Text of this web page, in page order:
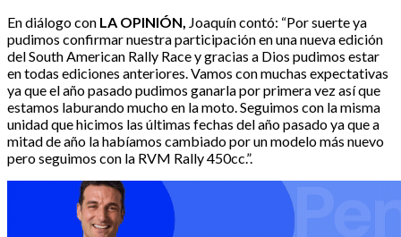
En diálogo con LA OPINIÓN, Joaquín contó: “Por suerte ya
pudimos confirmar nuestra participación en una nueva edición
del South American Rally Race y gracias a Dios pudimos estar
en todas ediciones anteriores. Vamos con muchas expectativas
ya que el año pasado pudimos ganarla por primera vez así que
estamos laburando mucho en la moto. Seguimos con la misma
unidad que hicimos las últimas fechas del año pasado ya que a
mitad de año la habíamos cambiado por un modelo más nuevo
pero seguimos con la RVM Rally 450cc.”.